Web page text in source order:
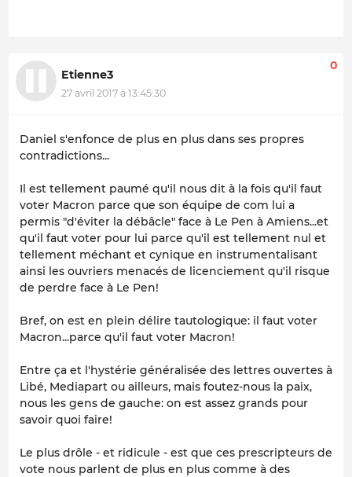
Etienne3
27 avril 2017 à 13:45:30
0
Daniel s'enfonce de plus en plus dans ses propres
contradictions...
Il est tellement paumé qu'il nous dit à la fois qu'il faut
voter Macron parce que son équipe de com lui a
permis "d'éviter la débâcle" face à Le Pen à Amiens...et
qu'il faut voter pour lui parce qu'il est tellement nul et
tellement méchant et cynique en instrumentalisant
ainsi les ouvriers menacés de licenciement qu'il risque
de perdre face à Le Pen!
Bref, on est en plein délire tautologique: il faut voter
Macron...parce qu'il faut voter Macron!
Entre ça et l'hystérie généralisée des lettres ouvertes à
Libé, Mediapart ou ailleurs, mais foutez-nous la paix,
nous les gens de gauche: on est assez grands pour
savoir quoi faire!
Le plus drôle - et ridicule - est que ces prescripteurs de
vote nous parlent de plus en plus comme à des